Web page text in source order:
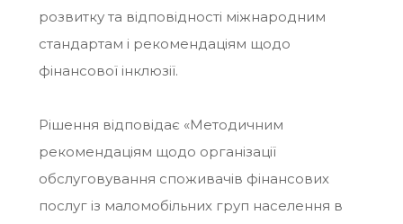
розвитку та відповідності міжнародним
стандартам і рекомендаціям щодо
фінансової інклюзії.
Рішення відповідає «Методичним
рекомендаціям щодо організації
обслуговування споживачів фінансових
послуг із маломобільних груп населення в